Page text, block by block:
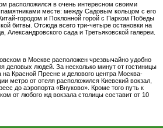
расположился в очень интересном своими
месте: между Садовым кольцом с его
городом и Поклонной горой с Парком Победы
битвы. Отсюда всего три-четыре остановки на
Александровского сада и Третьяковской галереи.
в Москве расположен чрезвычайно удобно
деловых людей. За несколько минут от гостиницы
Красной Пресне и делового центра Москва-
метро от отеля расположился Киевский вокзал,
до аэропорта «Внуково». Кроме того путь к
от любого жд вокзала столицы составит от 10